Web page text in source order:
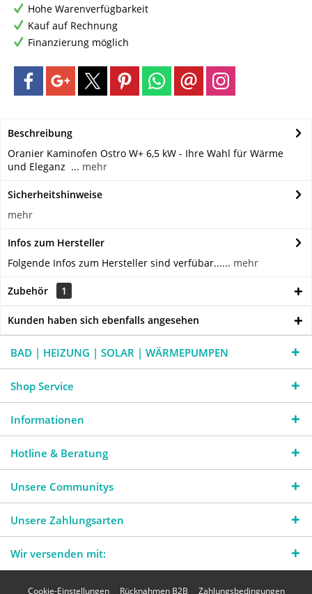
Hohe Warenverfügbarkeit
Kauf auf Rechnung
Finanzierung möglich
Beschreibung
Oranier Kaminofen Ostro W+ 6,5 kW - Ihre Wahl für Wärme
und Eleganz ... mehr
Sicherheitshinweise
mehr
Infos zum Hersteller
Folgende Infos zum Hersteller sind verfübar...... mehr
Zubehör 1
Kunden haben sich ebenfalls angesehen
BAD | HEIZUNG | SOLAR | WÄRMEPUMPEN
Shop Service
Informationen
Hotline & Beratung
Unsere Communitys
Unsere Zahlungsarten
Wir versenden mit:
Cookie-Einstellungen Rücknahmen B2B Zahlungsbedingungen